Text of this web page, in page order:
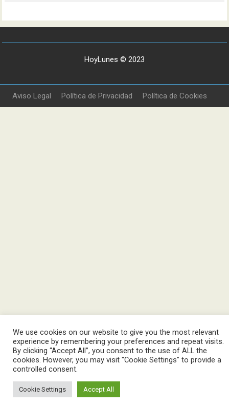
HoyLunes © 2023
We use cookies on our website to give you the most relevant
experience by remembering your preferences and repeat visits.
By clicking “Accept All”, you consent to the use of ALL the
cookies. However, you may visit "Cookie Settings" to provide a
controlled consent.
Cookie Settings Accept All
Aviso Legal Política de Privacidad Política de Cookies